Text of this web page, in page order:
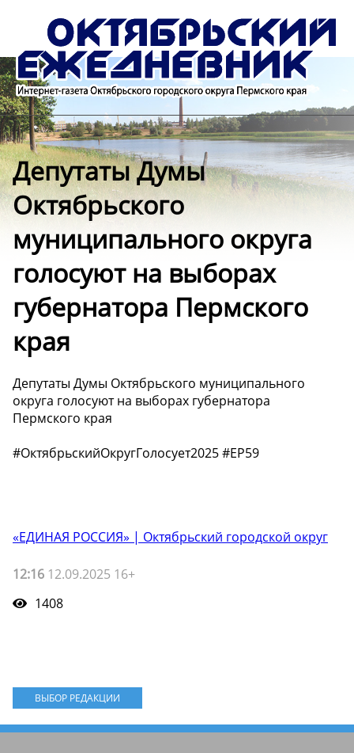
Депутаты Думы
Октябрьского
муниципального округа
голосуют на выборах
губернатора Пермского
края
Депутаты Думы Октябрьского муниципального
округа голосуют на выборах губернатора
Пермского края
#ОктябрьскийОкругГолосует2025 #ЕР59
«ЕДИНАЯ РОССИЯ» | Октябрьский городской округ
12:16 12.09.2025 16+
1408
ВЫБОР РЕДАКЦИИ